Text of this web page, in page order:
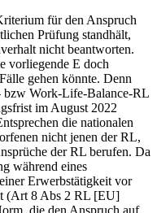
für den Anspruch
Prüfung standhält,
nicht beantworten.
vorliegende E doch
gehen könnte. Denn
bzw Work-Life-Balance-RL
im August 2022
die nationalen
nicht jenen der RL,
der RL berufen. Da
während eines
Erwerbstätigkeit vor
(Art 8 Abs 2 RL [EU]
die den Anspruch auf